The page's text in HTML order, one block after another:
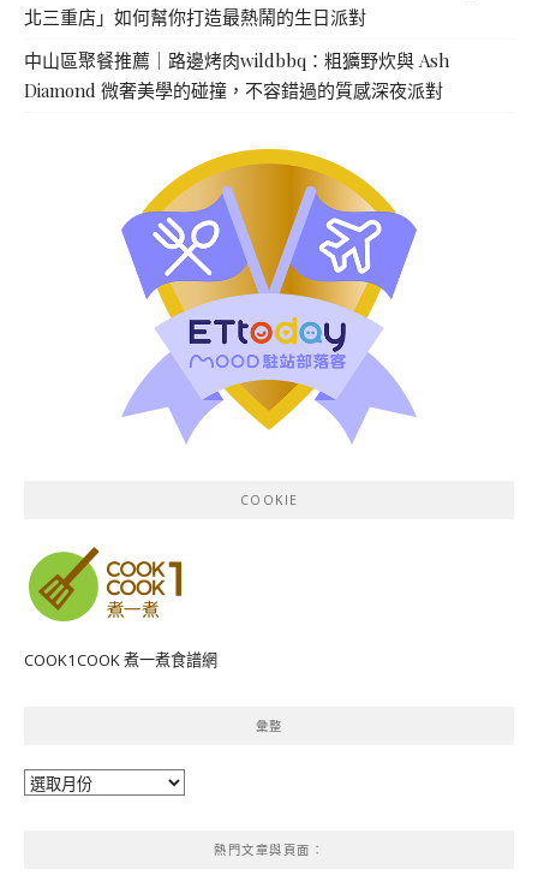
北三重店」如何幫你打造最熱鬧的生日派對
中山區聚餐推薦｜路邊烤肉wildbbq：粗獷野炊與 Ash
Diamond 微奢美學的碰撞，不容錯過的質感深夜派對
COOKIE
COOK1COOK 煮一煮食譜網
彙整
彙
熱門文章與頁面︰